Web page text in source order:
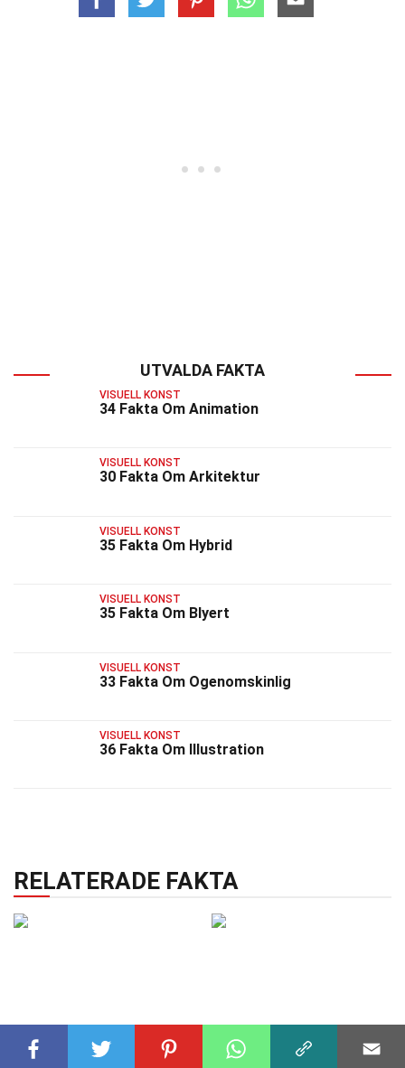
UTVALDA FAKTA
VISUELL KONST
34 Fakta Om Animation
VISUELL KONST
30 Fakta Om Arkitektur
VISUELL KONST
35 Fakta Om Hybrid
VISUELL KONST
35 Fakta Om Blyert
VISUELL KONST
33 Fakta Om Ogenomskinlig
VISUELL KONST
36 Fakta Om Illustration
RELATERADE FAKTA